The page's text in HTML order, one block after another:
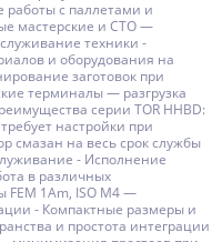
с паллетами и
мастерские и СТО —
техники -
и оборудования на
заготовок при
терминалы — разгрузка
серии TOR HHBD:
настройки при
смазан на весь срок службы
- Исполнение
в различных
FEM 1Аm, ISO M4 —
- Компактные размеры и
и простота интеграции